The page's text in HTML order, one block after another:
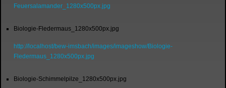
Feuersalamander_1280x500px.jpg
Biologie-Fledermaus_1280x500px.jpg
http://localhost/bew-imsbach/images/imageshow/Biologie-
Fledermaus_1280x500px.jpg
Biologie-Schimmelpilze_1280x500px.jpg